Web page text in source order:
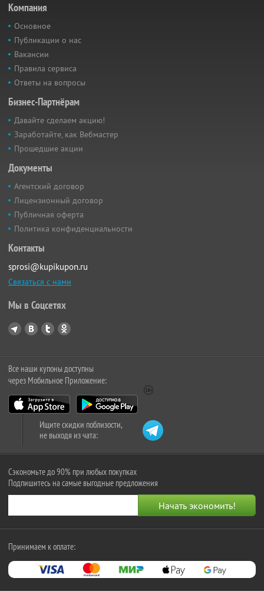
Компания
Основное
Публикации о нас
Вакансии
Правила сервиса
Ответы на вопросы
Бизнес-Партнёрам
Давайте сделаем акцию!
Заработайте, как Вебмастер
Прошедшие акции
Документы
Агентский договор
Лицензионный договор
Публичная оферта
Политика конфиденциальности
Контакты
sprosi@kupikupon.ru
Связаться с нами
Мы в Соцсетях
Все наши купоны доступны
через Мобильное Приложение:
Ищите скидки поблизости,
не выходя из чата:
Сэкономьте до 90% при любых покупках
Подпишитесь на самые выгодные предложения
Принимаем к оплате: